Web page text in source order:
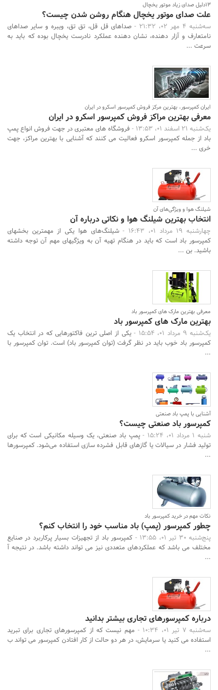
13دلیل صدای زیاد موتور یخچال
علت صدای موتور یخچال هنگام روشن شدن چیست؟
سه‌شنبه 4 مهر 02، 21:32 -
صداهای قل قل، تق تق، ویبره و سایر صداهای
نامتعارف و آزار دهنده، نشان دهنده عملکرد نادرست یخچال بوده که باید به
سرعت ...
ایران کمپرسور، بهترین مرکز فروش کمپرسور اسکرو در ایران
معرفی بهترین مراکز فروش کمپرسور اسکرو در ایران
یک‌شنبه 21 اسفند 01، 13:53 -
فروشگاه های معتبری در جهت فروش انواع پمپ
باد از جمله کمپرسور اسکرو فعالیت می کنند که آشنایی با بهترین مراکز، جهت
خری ...
شیلنگ هوا و ویژگی‌های آن
انتخاب بهترین شیلنگ هوا و نکاتی درباره آن
چهارشنبه 19 مرداد 01، 16:43 -
شیلنگ‌های هوا یکی از مهمترین بخشهای
کمپرسور باد است که باید در هنگام تهیه آن به ویژگیهای مهم آن توجه داشته
باشید. بن ...
معرفی بهترین مارک های کمپرسور باد
بهترین مارک های کمپرسور باد
یک‌شنبه 9 مرداد 01، 15:54 -
یکی از اصلی ترین فاکتورهایی که در انتخاب یک
کمپرسور باد خوب باید در نظر گرفت (توان کمپرسور باد) است. توان کمپرسور با
...
آشنایی با پمپ باد صنعتی
کمپرسور باد صنعتی چیست؟
شنبه 1 مرداد 01، 15:24 -
پمپ باد صنعتی، یک وسیله مکانیکی است که برای
تولید فشار در سیالات یا گازهای قابل فشرده سازی استفاده می‌شود. کمپرسورها
...
نکات مهم در خرید کمپرسور باد
چطور کمپرسور (پمپ) باد مناسب خود را انتخاب کنم؟
پنج‌شنبه 30 تیر 01، 13:55 -
کمپرسور باد از تجهیزات بسیار پرکاربرد در صنایع
مختلف می باشد که عملکردهای متعددی نیز می تواند داشته باشد. در نتیجه آ
...
درباره کمپرسورهای تجاری بیشتر بدانید
سه‌شنبه 7 تیر 01، 10:34 -
مهم نیست که از کمپرسورهای تجاری برای تبرید
استفاده می کنید یا سرمایش، در هر دو حالت از کار افتادن کمپرسور می تواند ب
...